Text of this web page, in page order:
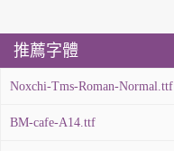
推薦字體
Noxchi-Tms-Roman-Normal.ttf
BM-cafe-A14.ttf